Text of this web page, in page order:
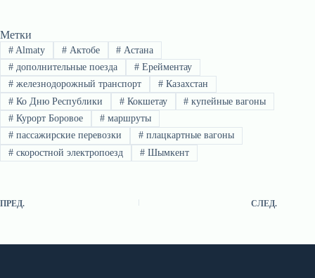
Метки
#Almaty #Актобе # Астана
#дополнительные поезда #Ерейментау
#железнодорожный транспорт #Казахстан
#Ко Дню Республики #Кокшетау # купейные вагоны
#Курорт Боровое #маршруты
#пассажирские перевозки #плацкартные вагоны
#скоростной электропоезд #Шымкент
ПРЕД. СЛЕД.